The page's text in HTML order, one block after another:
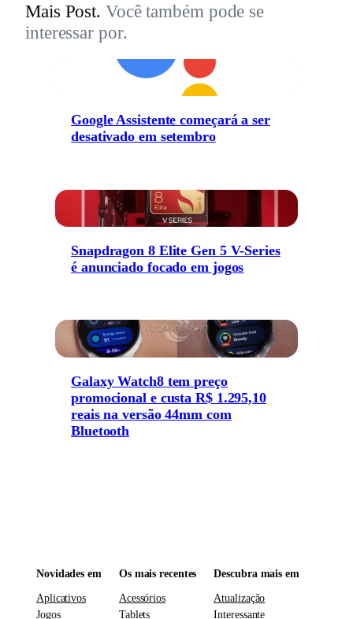
Mais Post. Você também pode se
interessar por.
Google Assistente começará a ser
desativado em setembro
Snapdragon 8 Elite Gen 5 V-Series
é anunciado focado em jogos
Galaxy Watch8 tem preço
promocional e custa R$ 1.295,10
reais na versão 44mm com
Bluetooth
Novidades em
Aplicativos
Jogos
Os mais recentes
Acessórios
Tablets
Descubra mais em
Atualização
Interessante